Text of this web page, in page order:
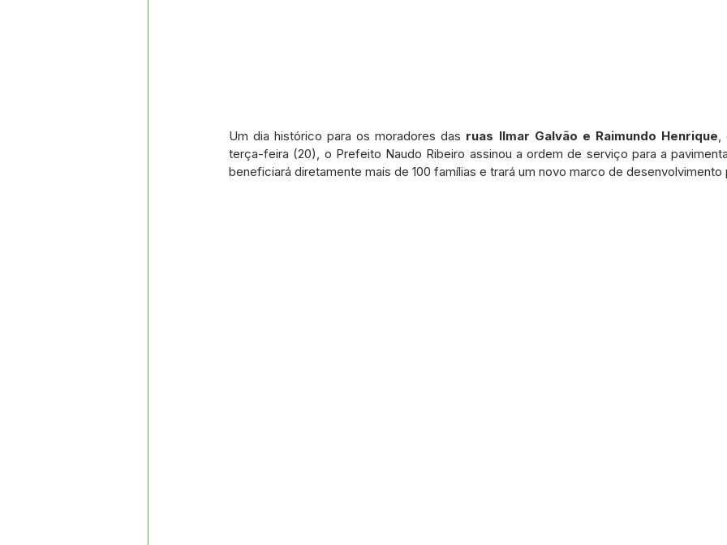
Um dia histórico para os moradores das ruas Ilmar Galvão e Raimundo Henrique,
terça-feira (20), o Prefeito Naudo Ribeiro assinou a ordem de serviço para a
beneficiará diretamente mais de 100 famílias e trará um novo marco de desenvolvimento